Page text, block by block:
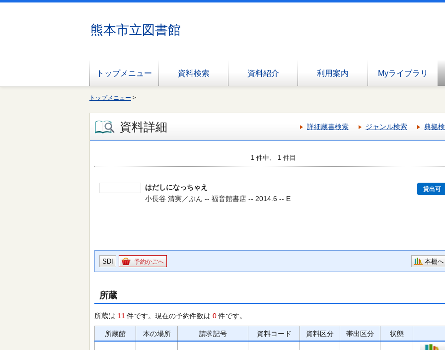
熊本市立図書館
トップメニュー 資料検索 資料紹介 利用案内 Myライブラリ
トップメニュー >
資料詳細 詳細蔵書検索 ジャンル検索 典拠
1 件中、 1 件目
はだしになっちゃえ 貸出可
小長谷 清実／ぶん -- 福音館書店 -- 2014.6 -- E
SDI 予約かごへ 本棚へ
所蔵
所蔵は 11 件です。現在の予約件数は 0件です。
所蔵館 本の場所 請求記号 資料コード 資料区分 帯出区分 状態